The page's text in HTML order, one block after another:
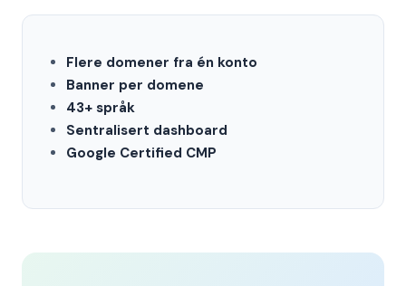
Flere domener fra én konto
Banner per domene
43+ språk
Sentralisert dashboard
Google Certified CMP